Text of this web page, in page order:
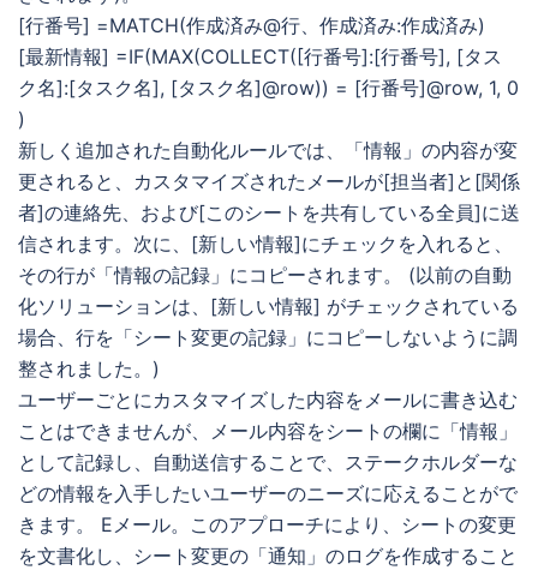
[行番号] =MATCH(作成済み@行、作成済み:作成済み)
[最新情報] =IF(MAX(COLLECT([行番号]:[行番号], [タス
ク名]:[タスク名], [タスク名]@row)) = [行番号]@row, 1, 0
)
新しく追加された自動化ルールでは、「情報」の内容が変
更されると、カスタマイズされたメールが[担当者]と[関係
者]の連絡先、および[このシートを共有している全員]に送
信されます。次に、[新しい情報]にチェックを入れると、
その行が「情報の記録」にコピーされます。 (以前の自動
化ソリューションは、[新しい情報] がチェックされている
場合、行を「シート変更の記録」にコピーしないように調
整されました。)
ユーザーごとにカスタマイズした内容をメールに書き込む
ことはできませんが、メール内容をシートの欄に「情報」
として記録し、自動送信することで、ステークホルダーな
どの情報を入手したいユーザーのニーズに応えることがで
きます。 Eメール。このアプローチにより、シートの変更
を文書化し、シート変更の「通知」のログを作成すること